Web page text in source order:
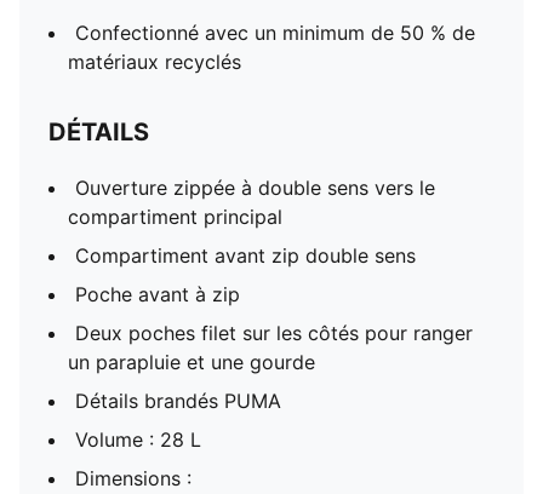
Confectionné avec un minimum de 50 % de
matériaux recyclés
DÉTAILS
Ouverture zippée à double sens vers le
compartiment principal
Compartiment avant zip double sens
Poche avant à zip
Deux poches filet sur les côtés pour ranger
un parapluie et une gourde
Détails brandés PUMA
Volume : 28 L
Dimensions :